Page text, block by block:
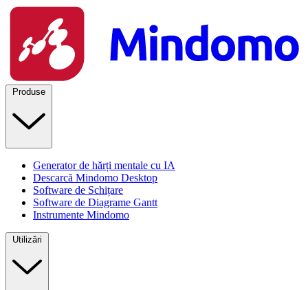
Produse
Generator de hărți mentale cu IA
Descarcă Mindomo Desktop
Software de Schițare
Software de Diagrame Gantt
Instrumente Mindomo
Utilizări